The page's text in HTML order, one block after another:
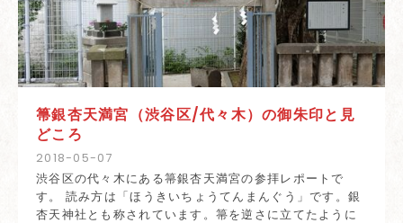
2018-05-07
箒銀杏天満宮（渋谷区/代々木）の御朱印と見
どころ
渋谷区の代々木にある箒銀杏天満宮の参拝レポートで
す。 読み方は「ほうきいちょうてんまんぐう」です。銀
杏天神社とも称されています。箒を逆さに立てたように